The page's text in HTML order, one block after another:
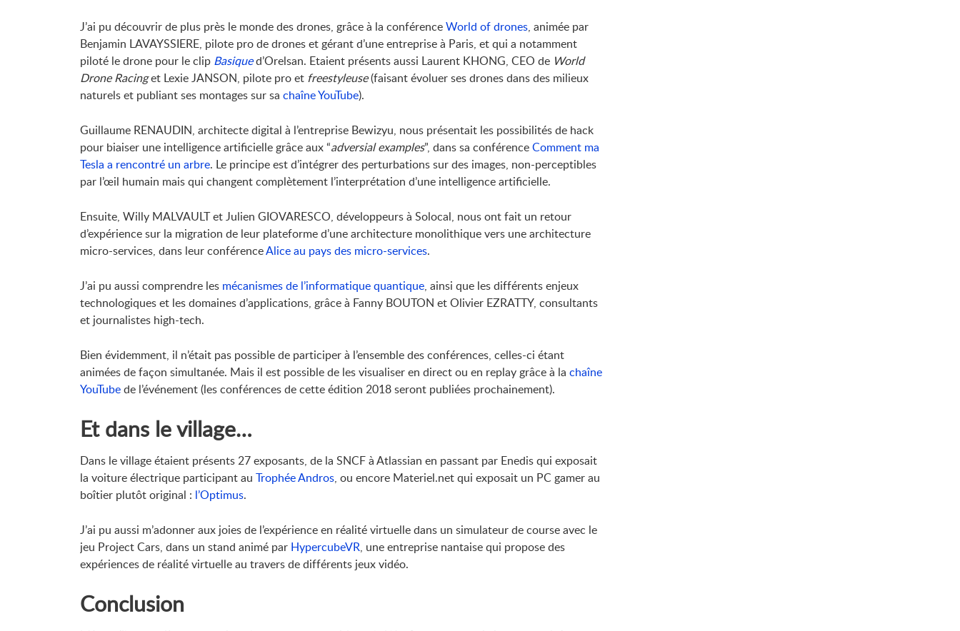
J’ai pu découvrir de plus près le monde des drones, grâce à la conférenceWorld of drones, animée par
Benjamin LAVAYSSIERE, pilote pro de drones et gérant d’une entreprise à Paris, et qui a notamment
piloté le drone pour le clip Basiqued’Orelsan. Etaient présents aussi Laurent KHONG, CEO de World
Drone Racinget Lexie JANSON, pilote pro et freestyleuse(faisant évoluer ses drones dans des milieux
naturels et publiant ses montages sur sa chaîne YouTube).
Guillaume RENAUDIN, architecte digital à l’entreprise Bewizyu, nous présentait les possibilités de hack
pour biaiser une intelligence artificielle grâce aux “adversial examples”, dans sa conférenceComment ma
Tesla a rencontré un arbre. Le principe est d’intégrer des perturbations sur des images, non-perceptibles
par l’œil humain mais qui changent complètement l’interprétation d’une intelligence artificielle.
Ensuite, Willy MALVAULT et Julien GIOVARESCO, développeurs à Solocal, nous ont fait un retour
d’expérience sur la migration de leur plateforme d’une architecture monolithique vers une architecture
micro-services, dans leur conférenceAlice au pays des micro-services.
J’ai pu aussi comprendre les mécanismes de l’informatique quantique, ainsi que les différents enjeux
technologiques et les domaines d’applications, grâce à Fanny BOUTON et Olivier EZRATTY, consultants
et journalistes high-tech.
Bien évidemment, il n’était pas possible de participer à l’ensemble des conférences, celles-ci étant
animées de façon simultanée. Mais il est possible de les visualiser en direct ou en replay grâce à la chaîne
YouTubede l’événement (les conférences de cette édition 2018 seront publiées prochainement).
Et dans le village…
Dans le village étaient présents 27 exposants, de la SNCF à Atlassian en passant par Enedis qui exposait
la voiture électrique participant au Trophée Andros, ou encore Materiel.net qui exposait un PC gamer au
boîtier plutôt original : l’Optimus.
J’ai pu aussi m’adonner aux joies de l’expérience en réalité virtuelle dans un simulateur de course avec le
jeu Project Cars, dans un stand animé par HypercubeVR, une entreprise nantaise qui propose des
expériences de réalité virtuelle au travers de différents jeux vidéo.
Conclusion